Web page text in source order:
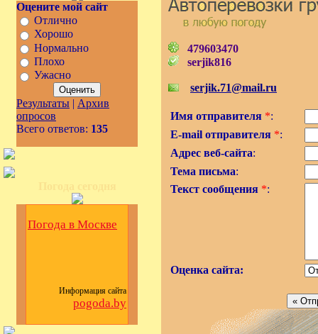
Оцените мой сайт
Отлично
Хорошо
Нормально
Плохо
Ужасно
Результаты | Архив
опросов
Всего ответов: 135
Погода в Москве
Информация сайта
pogoda.by
479603470
serjik816
serjik.71@mail.ru
Имя отправителя *:
E-mail отправителя *:
Адрес веб-сайта:
Тема письма:
Текст сообщения *:
Оценка сайта: